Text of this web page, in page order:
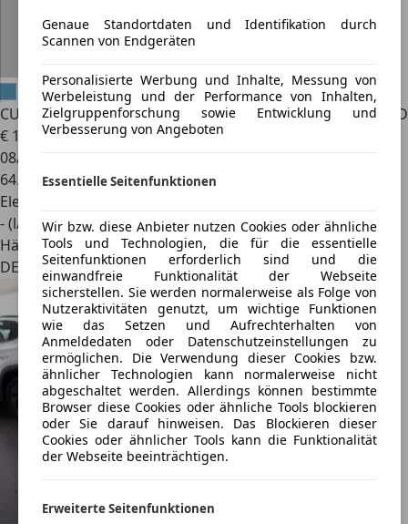
Genaue Standortdaten und Identifikation durch
Scannen von Endgeräten
Personalisierte Werbung und Inhalte, Messung von
Werbeleistung und der Performance von Inhalten,
Zielgruppenforschung sowie Entwicklung und
Verbesserung von Angeboten
Essentielle Seitenfunktionen
Wir bzw. diese Anbieter nutzen Cookies oder ähnliche
Tools und Technologien, die für die essentielle
Seitenfunktionen erforderlich sind und die
einwandfreie Funktionalität der Webseite
sicherstellen. Sie werden normalerweise als Folge von
Nutzeraktivitäten genutzt, um wichtige Funktionen
wie das Setzen und Aufrechterhalten von
Anmeldedaten oder Datenschutzeinstellungen zu
ermöglichen. Die Verwendung dieser Cookies bzw.
ähnlicher Technologien kann normalerweise nicht
abgeschaltet werden. Allerdings können bestimmte
Browser diese Cookies oder ähnliche Tools blockieren
oder Sie darauf hinweisen. Das Blockieren dieser
Cookies oder ähnlicher Tools kann die Funktionalität
der Webseite beeinträchtigen.
Erweiterte Seitenfunktionen
CUPRA Formentor1.4 e-HYBRID DSG KAMERA NAVI SHZ LED
€ 19.9081
08/2021
64.500 km
Elektro/Benzin
- (l/100 km)
Händler
DE 90762